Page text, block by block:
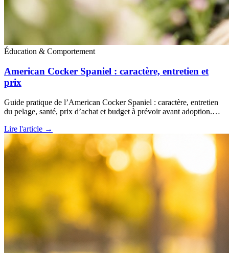
Éducation & Comportement
American Cocker Spaniel : caractère, entretien et
prix
Guide pratique de l’American Cocker Spaniel : caractère, entretien
du pelage, santé, prix d’achat et budget à prévoir avant adoption.…
Lire l'article →